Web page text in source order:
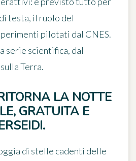
testa, il ruolo del
pilotati dal CNES.
serie scientifica, dal
Terra.
LA NOTTE
GRATUITA E
di stelle cadenti delle